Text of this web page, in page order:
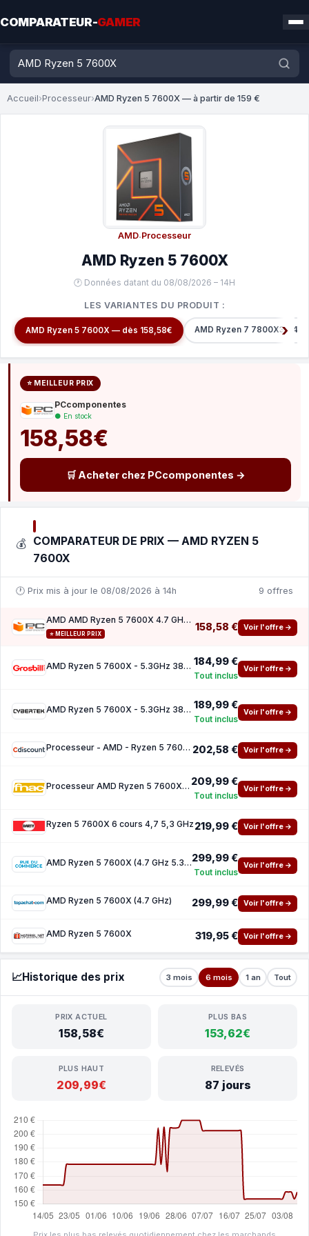
COMPARATEUR-GAMER
Accueil›Processeur›AMD Ryzen 5 7600X — à partir de 159 €
AMD·Processeur
AMD Ryzen 5 7600X
🕐 Données datant du 08/08/2026 – 14H
LES VARIANTES DU PRODUIT :
AMD Ryzen 5 7600X — dès 158,58€ AMD Ryzen 7 7800X3D
⭐ MEILLEUR PRIX
PCcomponentes
● En stock
158,58€
🛒 Acheter chez PCcomponentes →
💰 COMPARATEUR DE PRIX — AMD RYZEN 5
7600X
🕐 Prix mis à jour le 08/08/2026 à 14h 9 offres
AMD AMD Ryzen 5 7600X 4.7 GHz Box sin Ventilador
⭐ MEILLEUR PRIX
158,58 € Voir l'offre →
AMD Ryzen 5 7600X - 5.3GHz 38Mo AM5 BOX 184,99 €
Tout inclus
Voir l'offre →
AMD Ryzen 5 7600X - 5.3GHz 38Mo AM5 BOX 189,99 €
Tout inclus
Voir l'offre →
Processeur - AMD - Ryzen 5 7600X - Socket AM5 - 45Ghz 202,58 € Voir l'offre →
Processeur AMD Ryzen 5 7600X 6 cœurs 47 53 GHz 209,99 €
Tout inclus
Voir l'offre →
Ryzen 5 7600X 6 cours 4,7 5,3 GHz 219,99 € Voir l'offre →
AMD Ryzen 5 7600X (4.7 GHz 5.3 GHz)299,99 €
Tout inclus
Voir l'offre →
AMD Ryzen 5 7600X (4.7 GHz) 299,99 € Voir l'offre →
AMD Ryzen 5 7600X 319,95 € Voir l'offre →
📈Historique des prix 3 mois 6 mois 1 an Tout
PRIX ACTUEL
158,58€
PLUS BAS
153,62€
PLUS HAUT
209,99€
RELEVÉS
87 jours